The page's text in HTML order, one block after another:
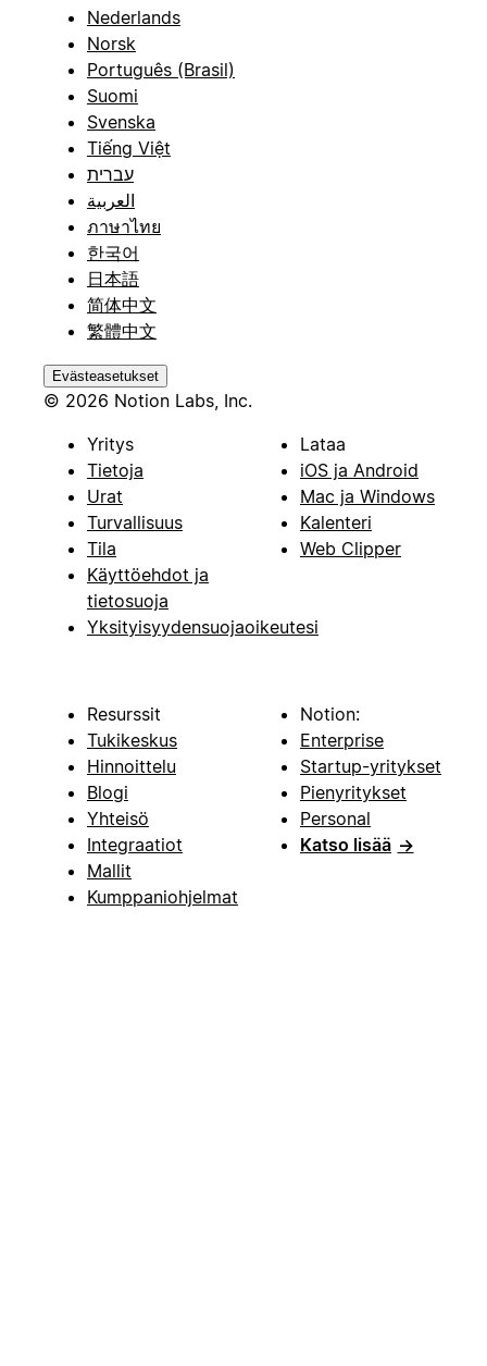
Nederlands
Norsk
Português (Brasil)
Suomi
Svenska
Tiếng Việt
עברית
العربية
ภาษาไทย
한국어
日本語
简体中文
繁體中文
Evästeasetukset
© 2026 Notion Labs, Inc.
Yritys
Tietoja
Urat
Turvallisuus
Tila
Käyttöehdot ja
tietosuoja
Yksityisyydensuojaoikeutesi
Lataa
iOS ja Android
Mac ja Windows
Kalenteri
Web Clipper
Resurssit
Tukikeskus
Hinnoittelu
Blogi
Yhteisö
Integraatiot
Mallit
Kumppaniohjelmat
Notion:
Enterprise
Startup-yritykset
Pienyritykset
Personal
Katso lisää →